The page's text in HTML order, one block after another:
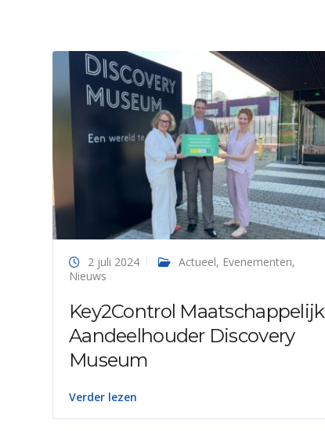
2 juli 2024 Actueel, Evenementen,
Nieuws
Key2Control Maatschappelijk
Aandeelhouder Discovery
Museum
Verder lezen